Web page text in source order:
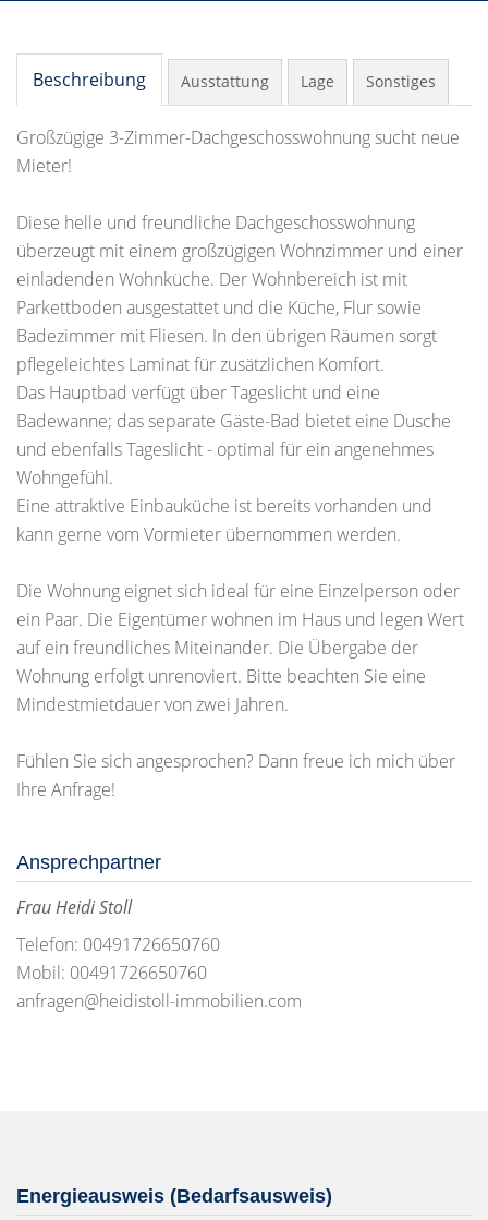
Beschreibung Ausstattung Lage Sonstiges
Großzügige 3-Zimmer-Dachgeschosswohnung sucht neue
Mieter!
Diese helle und freundliche Dachgeschosswohnung
überzeugt mit einem großzügigen Wohnzimmer und einer
einladenden Wohnküche. Der Wohnbereich ist mit
Parkettboden ausgestattet und die Küche, Flur sowie
Badezimmer mit Fliesen. In den übrigen Räumen sorgt
pflegeleichtes Laminat für zusätzlichen Komfort.
Das Hauptbad verfügt über Tageslicht und eine
Badewanne; das separate Gäste-Bad bietet eine Dusche
und ebenfalls Tageslicht - optimal für ein angenehmes
Wohngefühl.
Eine attraktive Einbauküche ist bereits vorhanden und
kann gerne vom Vormieter übernommen werden.
Die Wohnung eignet sich ideal für eine Einzelperson oder
ein Paar. Die Eigentümer wohnen im Haus und legen Wert
auf ein freundliches Miteinander. Die Übergabe der
Wohnung erfolgt unrenoviert. Bitte beachten Sie eine
Mindestmietdauer von zwei Jahren.
Fühlen Sie sich angesprochen? Dann freue ich mich über
Ihre Anfrage!
Ansprechpartner
Frau Heidi Stoll
Telefon: 00491726650760
Mobil: 00491726650760
anfragen@heidistoll-immobilien.com
Energieausweis (Bedarfsausweis)